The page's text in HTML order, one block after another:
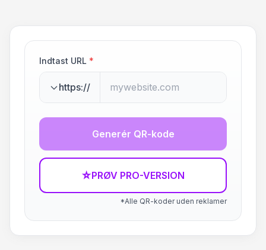
Indtast URL *
https://
Generér QR-kode
☆PRØV PRO-VERSION
*Alle QR-koder uden reklamer